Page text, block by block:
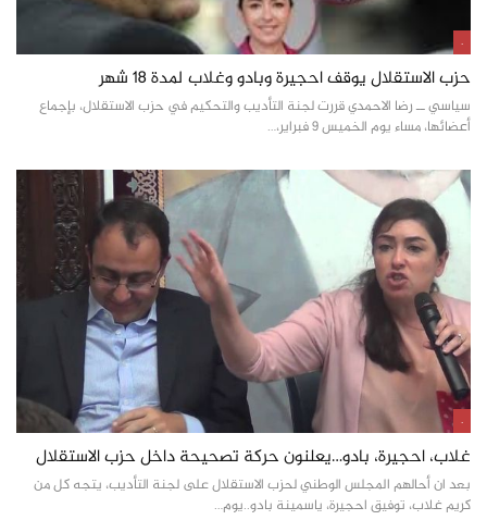
.
حزب الاستقلال يوقف احجيرة وبادو وغلاب لمدة 18 شهر
سياسي ــ رضا الاحمدي قررت لجنة التأديب والتحكيم في حزب الاستقلال، بإجماع
أعضائها، مساء يوم الخميس 9 فبراير،…
.
غلاب، احجيرة، بادو…يعلنون حركة تصحيحة داخل حزب الاستقلال
بعد ان أحالهم المجلس الوطني لحزب الاستقلال على لجنة التأديب، يتجه كل من
كريم غلاب، توفيق احجيرة، ياسمينة بادو..يوم…